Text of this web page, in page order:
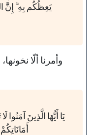
يَعِظُكُم بِهِ ۗ إِنَّ
وأمرنا ألّا
يَا أَيُّهَا الَّذِينَ آمَنُوا